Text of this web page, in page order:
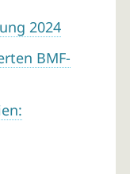
2024
BMF-